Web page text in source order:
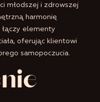
młodszej i zdrowszej
harmonię
elementy
oferując klientowi
samopoczucia.